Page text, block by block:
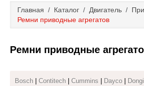
Каталог
Полезные статьи
Покупка и оплата
Главная / Каталог / Двигатель /
Ремни приводные агрегатов
Ремни приводные
Bosch Contitech Cummins Dayco Dongil